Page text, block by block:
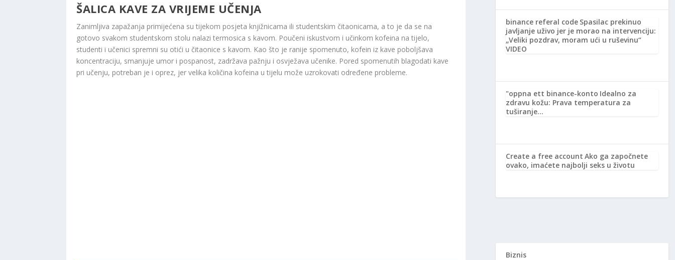
ŠALICA KAVE ZA VRIJEME UČENJA
Zanimljiva zapažanja primijećena su tijekom posjeta knjižnicama ili studentskim čitaonicama, a to je da se na
gotovo svakom studentskom stolu nalazi termosica s kavom. Poučeni iskustvom i učinkom kofeina na tijelo,
studenti i učenici spremni su otići u čitaonice s kavom. Kao što je ranije spomenuto, kofein iz kave poboljšava
koncentraciju, smanjuje umor i pospanost, zadržava pažnju i osvježava učenike. Pored spomenutih blagodati kave
pri učenju, potreban je i oprez, jer velika količina kofeina u tijelu može uzrokovati određene probleme.
binance referal code Spasilac prekinuo
javljanje uživo jer je morao na intervenciju:
„Veliki pozdrav, moram ući u ruševinu“
VIDEO
"oppna ett binance-konto Idealno za
zdravu kožu: Prava temperatura za
tuširanje…
Create a free account Ako ga započnete
ovako, imaćete najbolji seks u životu
Biznis